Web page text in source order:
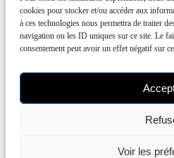
cookies pour stocker et/ou accéder aux
à ces technologies nous permettra de traiter
navigation ou les ID uniques sur ce site. Le
consentement peut avoir un effet négatif sur
Voir les
Contact
magnétisme – Nantes et à